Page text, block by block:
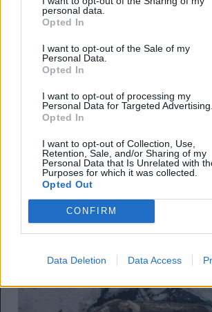
personal data.
Opted In
I want to opt-out of the Sale of my
Personal Data.
Opted In
I want to opt-out of processing my
Personal Data for Targeted Advertising.
Opted In
I want to opt-out of Collection, Use,
Retention, Sale, and/or Sharing of my
Personal Data that Is Unrelated with
Purposes for which it was collected.
Opted Out
CONFIRM
Data Deletion Data Access
τάφο του πατέρα της, Χουάν, ο
Σεπτέμβριο του 2024. Πολέμιος της
μεταλλευτικής δραστηριότητας που
γνωστούς υπερασπιστές του
σκοτώθηκαν πέρυσι στην Ονδούρα. Η
Witness κατατάσσει τη χώρα
επικίνδυνες στον κόσμο για αυτού
ακτιβισμό.
Φωτογράφος: Brent Stirton